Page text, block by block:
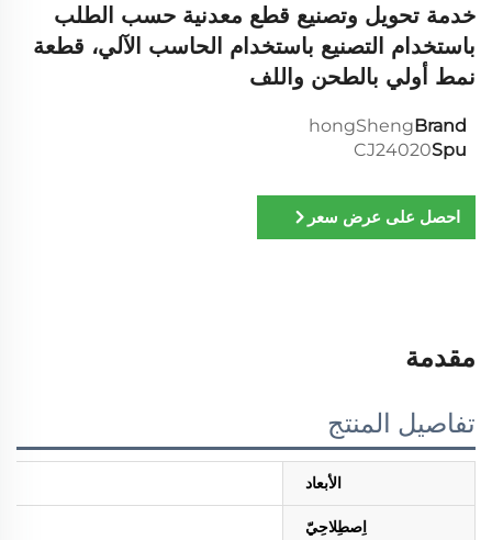
خدمة تحويل وتصنيع قطع معدنية حسب الطلب
باستخدام التصنيع باستخدام الحاسب الآلي، قطعة
نمط أولي بالطحن واللف
Brand
hongSheng
Spu
CJ24020
احصل على عرض سعر
مقدمة
تفاصيل المنتج
الأبعاد
اِصطِلاحِيّ